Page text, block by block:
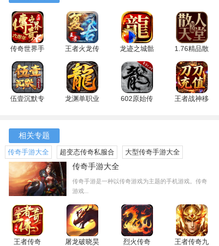
游戏特点
用，这激发了玩家们提升等级的欲望，进而激发了他们的战
斗热情。
2、游戏中还有丰富多样的剧情副本任务和福利系统。
3、玩家们上线就可以领取精美的礼包，每日还有两个时段可
以参加地下夺宝活动。
4、在活动期间，玩家们可以获得全局双倍奖励，包括野外战
斗经验和装备掉落。
传奇世界手
游 8.1.1.20
最新版
王者火龙传
奇手游
1.38.4 安卓
版
龙迹之城骷
髅版 1.10.4
安卓版
1.76精品散
人天堂
2.3.0 安卓
版
伍壹沉默专
龙渊单职业
602原始传
王者战神移
相关专题
传奇手游大全
超变态传奇私服合
集
大型传奇手游大全
传奇手游大全
传奇手游是一种以传奇游戏为主题的手机游戏。传奇
游戏...
王者传奇
屠龙破晓昊
烈火传奇
王者传奇九